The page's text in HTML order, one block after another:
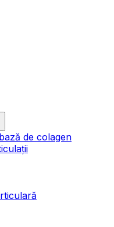
de colagen